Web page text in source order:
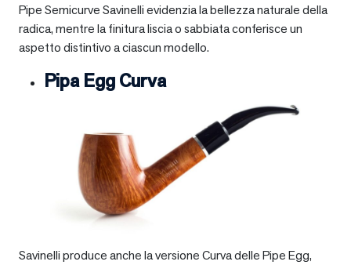
Pipe Semicurve Savinelli evidenzia la bellezza naturale della
radica, mentre la finitura liscia o sabbiata conferisce un
aspetto distintivo a ciascun modello.
Pipa Egg Curva
Savinelli produce anche la versione Curva delle Pipe Egg,